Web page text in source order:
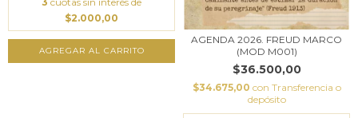
$2.000,00
AGENDA 2026. FREUD MARCO
(MOD M001)
$36.500,00
$34.675,00 con Transferencia o
depósito